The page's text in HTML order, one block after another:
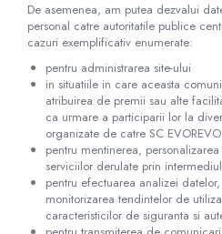
Lampi examinare
Scaun ORL
Scarite
Mese chirurgicale
Suporturi pentru monitoare
Lift pacienti
Recuperare medicala
Benzi kinesiologice
De asemenea, am putea dezvalui
personal catre autoritatile publice
cazuri exemplificativ enumerate:
pentru administrarea site-ului
in situatiile in care aceasta
atribuirea de premii sau alte
ca urmare a participarii lor la
organizate de catre SC​
pentru mentinerea,
serviciilor derulate prin
pentru efectuarea analizei
monitorizarea tendintelor de
caracteristicilor de siguranta si